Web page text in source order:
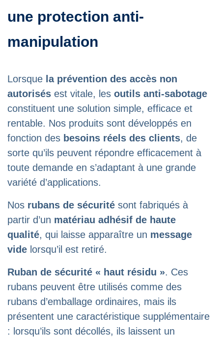
une protection anti-
manipulation
Lorsque la prévention des accès non
autorisés est vitale, les outils anti-sabotage
constituent une solution simple, efficace et
rentable. Nos produits sont développés en
fonction des besoins réels des clients, de
sorte qu’ils peuvent répondre efficacement à
toute demande en s’adaptant à une grande
variété d’applications.
Nos rubans de sécurité sont fabriqués à
partir d’un matériau adhésif de haute
qualité, qui laisse apparaître un message
vide lorsqu’il est retiré.
Ruban de sécurité « haut résidu ». Ces
rubans peuvent être utilisés comme des
rubans d’emballage ordinaires, mais ils
présentent une caractéristique supplémentaire
: lorsqu’ils sont décollés, ils laissent un